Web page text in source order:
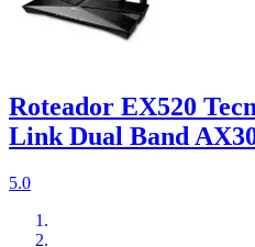
Roteador EX520
Link Dual Band
5.0